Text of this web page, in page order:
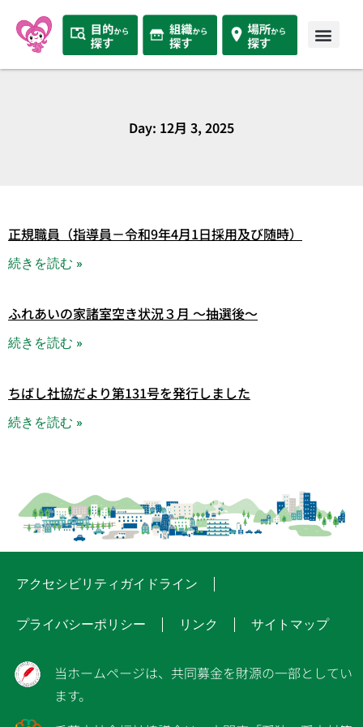
Day: 12月 3, 2025
正規職員（指導員－令和9年4月1日採用及び随時）
続きを読む »
ふれあいの家諸室空き状況３月 ～抽選後～
続きを読む »
ちばし社協だより第131号を発行しました
続きを読む »
アクセシビリティガイドライン
プライバシーポリシー リンク サイトマップ
当ホームページは、共同募金を財源の一部としてい
ます。